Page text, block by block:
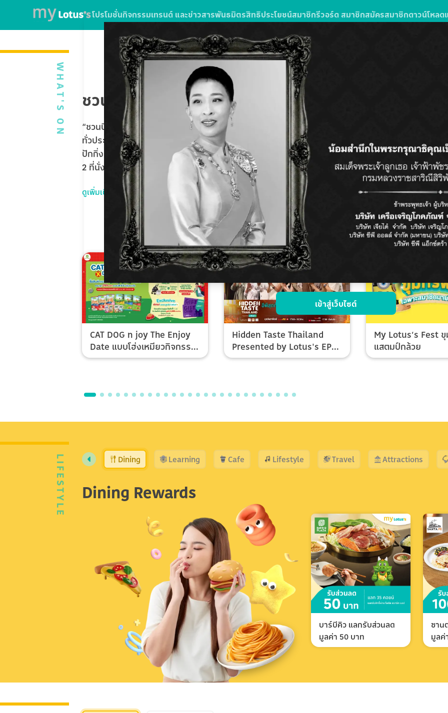
เข้าสู่เว็บไซต์
โปรโมชั่นกิจกรรมเทรนด์ และข่าวสารพันธมิตรสิทธิประโยชน์สมาชิกรีวอร์ด สมาชิกสมัครสมาชิกดาวน์โหลด
WHAT'S ON ชวนบินฟรี ตะลุยปักกิ่ง
“ชวนบินฟรี ตะลุยปักกิ่ง” ใบเสร็จจากการซื้อสินค้าหรือบริการในโลตัสส์มอลล์
ทั่วประเทศ หรือใช้บริการ SPARK EV ที่โลตัส โกเฟรช ลุ้นรับแพ็กเกจทัวร์
ปักกิ่ง Universal Studios Beijing 5 วัน 3 คืน จำนวน 10 รางวัล รางวัลละ
2 ที่นั่ง รวมมูลค่ากว่า 1,020,000 บาท
ดูเพิ่มเติม
CAT DOG n joy The Enjoy
Date แบบโฮ่งเหมียวกิจกรรม
Top Spender & Lucky Fan
Hidden Taste Thailand
Presented by Lotus's EP
Final
My Lotus’s Fest
แสตมป์กล้วย
LIFESTYLE Dining Learning Cafe Lifestyle Travel Attractions
Dining Rewards
บาร์บีคิว แลกรับส่วนลด
มูลค่า 50 บาท
ซาน
มูลค่